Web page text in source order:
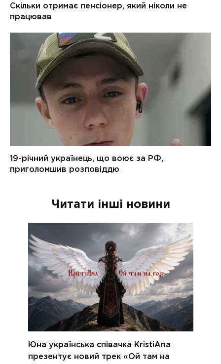
Читати інші новини
Юна українська співачка KristiAna
презентує новий трек «Ой там на